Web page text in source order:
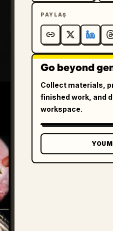
PAYLAŞ
Go beyond
Collect materials,
finished work, and
workspace.